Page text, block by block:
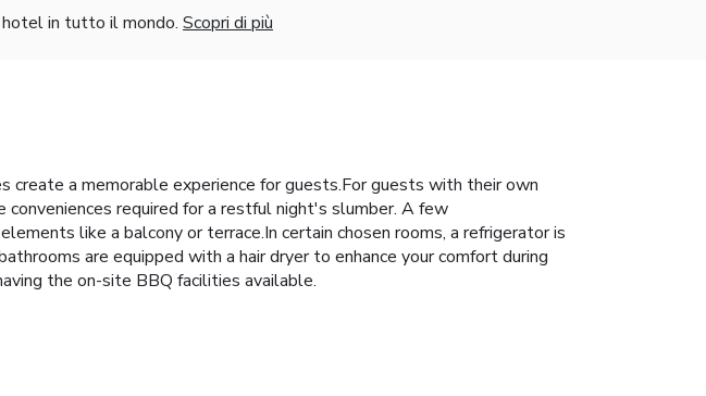
in tutto il mondo. Scopri di più
create a memorable experience for guests.For guests with their own
required for a restful night's slumber. A few
like a balcony or terrace.In certain chosen rooms, a refrigerator is
are equipped with a hair dryer to enhance your comfort during
the on-site BBQ facilities available.